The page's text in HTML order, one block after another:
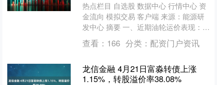
热点栏目 自选股 数据中心 行情中心 资
金流向 模拟交易 客户端 来源：能源研
发中心 摘要 一、近期油轮运价表现：
VLCC船运费市场强劲上涨：期租情绪
高于即期；....
查看： 166 分类： 配资门户资讯
龙信金融 4月21日富淼转债上涨
1.15%，转股溢价率38.08%